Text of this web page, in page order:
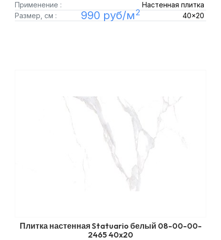
Применение :
Настенная плитка
Размер, см :
40x20
990 руб/м2
Плитка настенная Statuario белый 08-00-00-
2465 40x20